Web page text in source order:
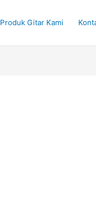
Produk Gitar Kami